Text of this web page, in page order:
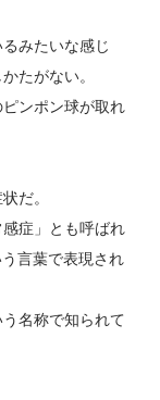
みたいな感じ
たがない。
ンポン球が取れ
だ。
症」とも呼ばれ
言葉で表現され
名称で知られて